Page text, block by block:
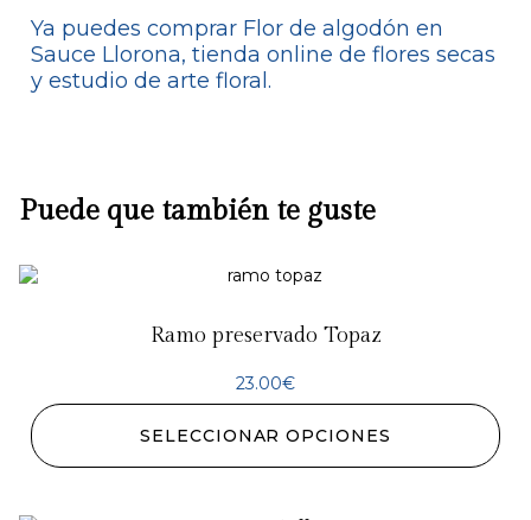
Ya puedes comprar Flor de algodón en
Sauce Llorona, tienda online de flores secas
y estudio de arte floral.
Puede que también te guste
Ramo preservado Topaz
23.00€
SELECCIONAR OPCIONES